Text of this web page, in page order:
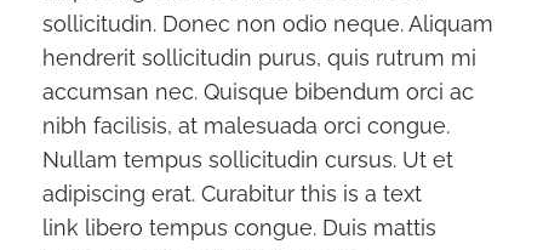
sollicitudin. Donec non odio neque. Aliquam
hendrerit sollicitudin purus, quis rutrum mi
accumsan nec. Quisque bibendum orci ac
nibh facilisis, at malesuada orci congue.
Nullam tempus sollicitudin cursus. Ut et
adipiscing erat. Curabitur this is a text
link libero tempus congue. Duis mattis